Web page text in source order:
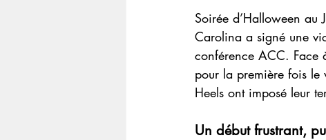
Soirée d’Halloween au
Carolina a signé une
conférence ACC. Face
pour la première fois le
Heels ont imposé leur
Un début frustrant,